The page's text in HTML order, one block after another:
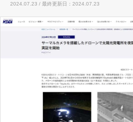
2024.07.23 / 最終更新日：2024.07.23